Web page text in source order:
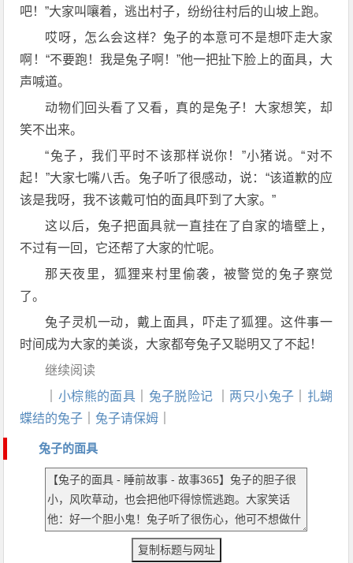
吧！”大家叫嚷着，逃出村子，纷纷往村后的山坡上跑。
哎呀，怎么会这样？兔子的本意可不是想吓走大家
啊！“不要跑！我是兔子啊！”他一把扯下脸上的面具，大
声喊道。
动物们回头看了又看，真的是兔子！大家想笑，却
笑不出来。
“兔子，我们平时不该那样说你！”小猪说。“对不
起！”大家七嘴八舌。兔子听了很感动，说：“该道歉的应
该是我呀，我不该戴可怕的面具吓到了大家。”
这以后，兔子把面具就一直挂在了自家的墙壁上，
不过有一回，它还帮了大家的忙呢。
那天夜里，狐狸来村里偷袭，被警觉的兔子察觉
了。
兔子灵机一动，戴上面具，吓走了狐狸。这件事一
时间成为大家的美谈，大家都夸兔子又聪明又了不起！
继续阅读
小棕熊的面具 兔子脱险记 两只小兔子
扎蝴
蝶结的兔子
兔子请保姆
兔子的面具